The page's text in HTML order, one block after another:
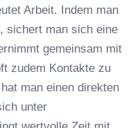
Arbeit. Indem man
sichert man sich eine
gemeinsam mit
zudem Kontakte zu
man einen direkten
unter